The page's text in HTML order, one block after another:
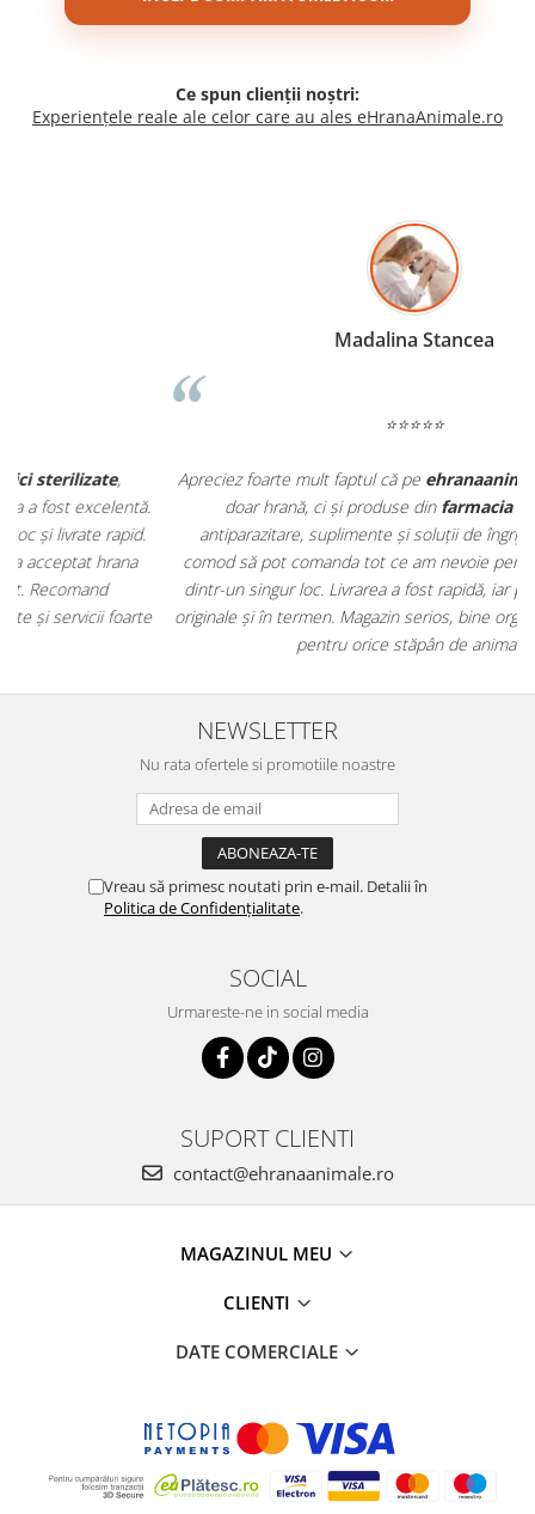
Ce spun clienții noștri:
Experiențele reale ale celor care au ales eHranaAnimale.ro
Madalina Stancea
Apreciez foarte mult faptul că peehranaanimale.ro găsesc nu
doar hrană, ci și produse dinfarmacia veterinară:
antiparazitare, suplimente și soluții de îngrijire. Este foarte
comod să pot comanda tot ce am nevoie pentru animalul meu
dintr-un singur loc. Livrarea a fost rapidă, iar produsele au fost
originale și în termen. Magazin serios, bine organizat și foarte util
pentru orice stăpân de animale.
NEWSLETTER
Nu rata ofertele si promotiile noastre
Vreau să primesc noutati prin e-mail. Detalii în
Politica de Confidențialitate.
SOCIAL
Urmareste-ne in social media
SUPORT CLIENTI
contact@ehranaanimale.ro
MAGAZINUL MEU
CLIENTI
DATE COMERCIALE